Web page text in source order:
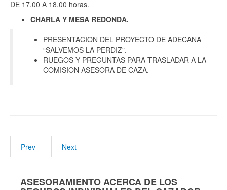
DE 17.00 A 18.00 horas.
CHARLA Y MESA REDONDA.
PRESENTACION DEL PROYECTO DE ADECANA
“SALVEMOS LA PERDIZ".
RUEGOS Y PREGUNTAS PARA TRASLADAR A LA
COMISION ASESORA DE CAZA.
Prev Next
ASESORAMIENTO ACERCA DE LOS